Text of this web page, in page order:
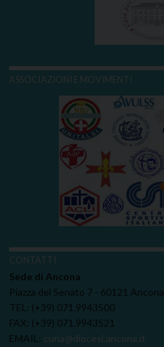
ASSOCIAZIONI E MOVIMENTI
CONTATTI
Sede di Ancona
Piazza del Senato 7 - 60121 Ancona
TEL: (+39) 071.9943500
FAX: (+39) 071.9943521
EMAIL: curia@diocesi.ancona.it